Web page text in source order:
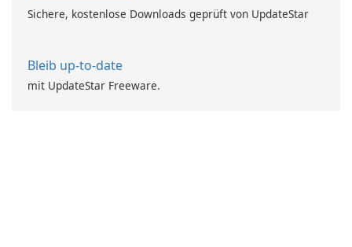
Sichere, kostenlose Downloads geprüft von UpdateStar
Bleib up-to-date
mit UpdateStar Freeware.